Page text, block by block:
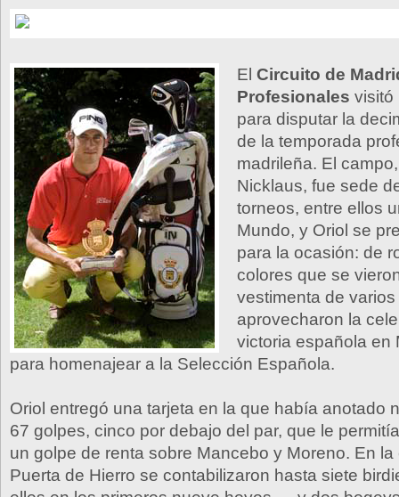
El Circuito de
Profesionales visitó
para disputar la
de la temporada
madrileña. El
Nicklaus, fue sede
torneos, entre ellos
Mundo, y Oriol se
para la ocasión: de
colores que se
vestimenta de
aprovecharon la
victoria española en
para homenajear a la Selección Española.
Oriol entregó una tarjeta en la que había anotado
67 golpes, cinco por debajo del par, que le
un golpe de renta sobre Mancebo y Moreno. En
Puerta de Hierro se contabilizaron hasta siete